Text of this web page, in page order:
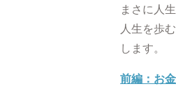
まさに人
人生を歩
します。
前編：お